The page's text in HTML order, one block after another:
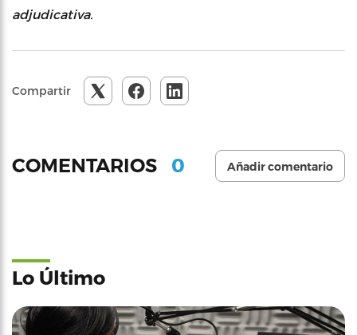
adjudicativa.
Compartir
COMENTARIOS 0 Añadir comentario
Lo Último